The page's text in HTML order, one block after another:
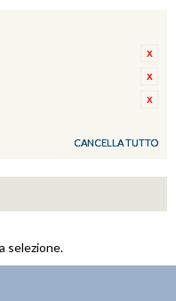
CANCELLA TUTTO
selezione.